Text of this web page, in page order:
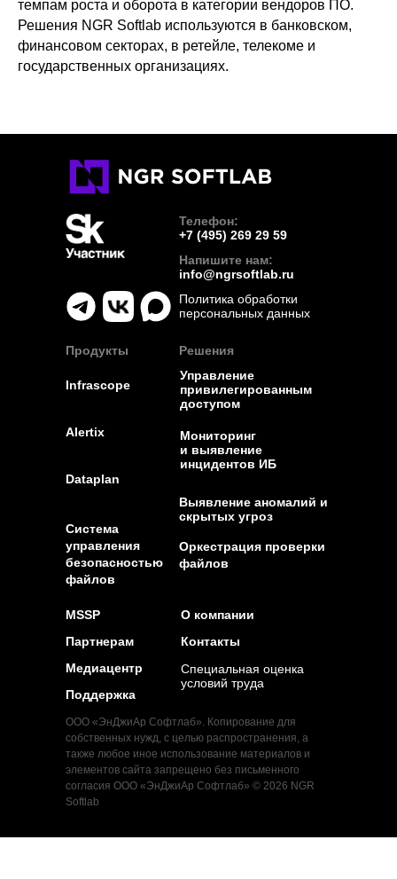
темпам роста и оборота в категории вендоров ПО.
Решения NGR Softlab используются в банковском,
финансовом секторах, в ретейле, телекоме и
государственных организациях.
Infrascope
Alertix
Dataplan
Система
управления
безопасностью
файлов
Продукты
Мониторинг
и выявление
инцидентов ИБ
Управление
привилегированным
доступом
Выявление аномалий и
скрытых угроз
Оркестрация проверки
файлов
Решения
Телефон:
+7 (495) 269 29 59
Напишите нам:
info@ngrsoftlab.ru
Политика обработки
персональных данных
ООО «ЭнДжиАр Софтлаб». Копирование для
собственных нужд, с целью распространения, а
также любое иное использование материалов и
элементов сайта запрещено без письменного
согласия ООО «ЭнДжиАр Софтлаб» © 2026 NGR
Softlab
О компании
MSSP
Партнерам
Медиацентр
Поддержка
Специальная оценка
условий труда
Контакты